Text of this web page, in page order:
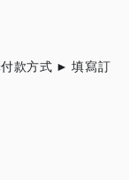
款方式 ► 填寫訂